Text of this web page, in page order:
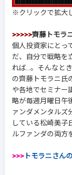
※クリックで拡大
>>>>>齊藤トモラ
個人投資家にとっ
だ、自分で戦略を
れば...。そんなと
の齊藤トモラニ氏
や各地でセミナー
略が毎週月曜日午
ァンダメンタルズ
している松崎美子
ルファンダの両方
>>> トモラニさん